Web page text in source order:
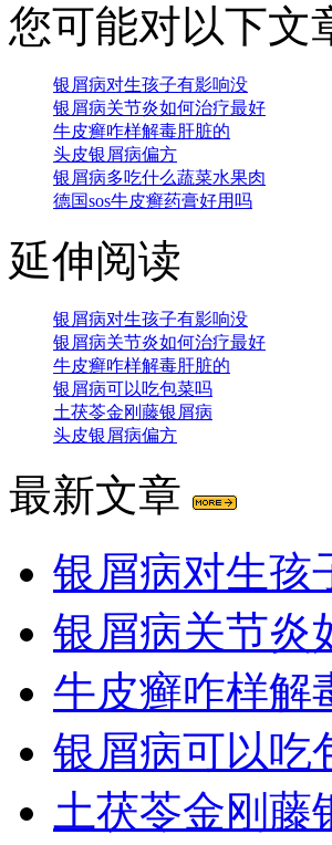
您可能对以下文
银屑病对生孩子有影响没
银屑病关节炎如何治疗最好
牛皮癣咋样解毒肝脏的
头皮银屑病偏方
银屑病多吃什么蔬菜水果肉
德国sos牛皮癣药膏好用吗
延伸阅读
银屑病对生孩子有影响没
银屑病关节炎如何治疗最好
牛皮癣咋样解毒肝脏的
银屑病可以吃包菜吗
土茯苓金刚藤银屑病
头皮银屑病偏方
最新文章
银屑病对生孩
银屑病关节炎
牛皮癣咋样解
银屑病可以吃
土茯苓金刚藤